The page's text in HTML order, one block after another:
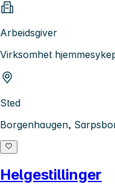
Arbeidsgiver
Virksomhet
Sted
Borgenhaugen,
Helgestillinger